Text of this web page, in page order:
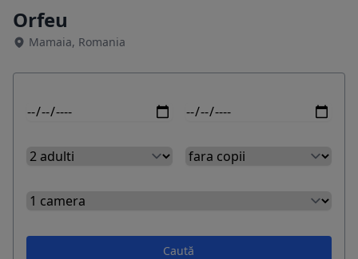
Orfeu
Mamaia, Romania
Caută